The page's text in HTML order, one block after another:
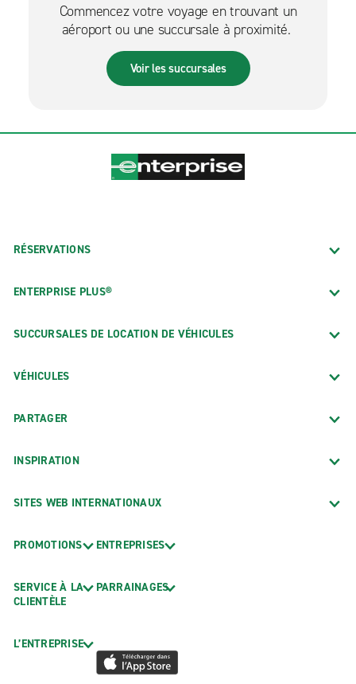
Commencez votre voyage en trouvant un
aéroport ou une succursale à proximité.
Voir les succursales
RÉSERVATIONS
ENTERPRISE PLUS®
SUCCURSALES DE LOCATION DE VÉHICULES
VÉHICULES
PARTAGER
INSPIRATION
SITES WEB INTERNATIONAUX
PROMOTIONS
SERVICE À LA
CLIENTÈLE
L’ENTREPRISE
ENTREPRISES
PARRAINAGES